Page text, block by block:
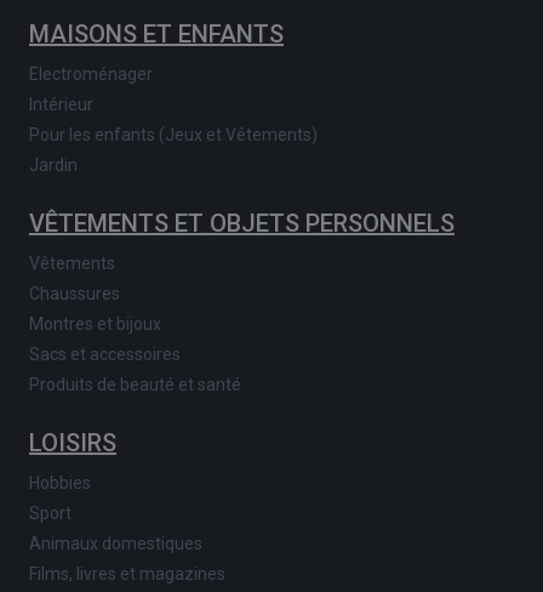
MAISONS ET ENFANTS
Electroménager
Intérieur
Pour les enfants (Jeux et Vêtements)
Jardin
VÊTEMENTS ET OBJETS PERSONNELS
Vêtements
Chaussures
Montres et bijoux
Sacs et accessoires
Produits de beauté et santé
LOISIRS
Hobbies
Sport
Animaux domestiques
Films, livres et magazines